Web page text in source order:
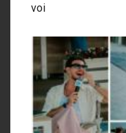
voi